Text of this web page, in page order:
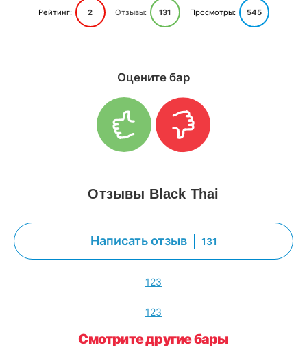
Рейтинг: 2 Отзывы: 131 Просмотры: 545
Оцените бар
Отзывы Black Thai
Написать отзыв 131
123
123
Смотрите другие бары